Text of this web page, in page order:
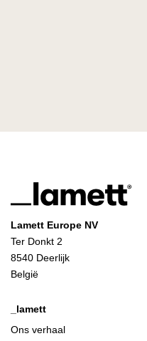
Lamett Europe NV
Ter Donkt 2
8540 Deerlijk
België
_lamett
Ons verhaal